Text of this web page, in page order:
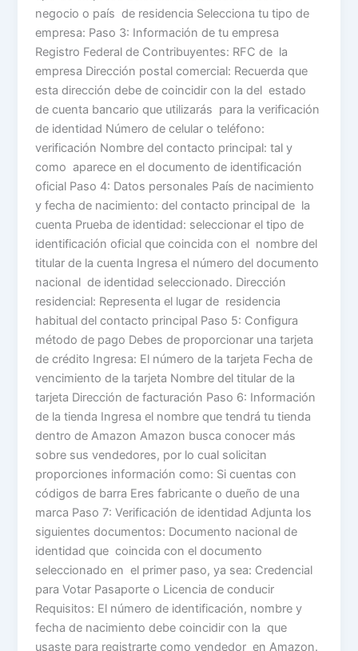
negocio o país de residencia Selecciona tu tipo de
empresa: Paso 3: Información de tu empresa
Registro Federal de Contribuyentes: RFC de la
empresa Dirección postal comercial: Recuerda que
esta dirección debe de coincidir con la del estado
de cuenta bancario que utilizarás para la verificación
de identidad Número de celular o teléfono:
verificación Nombre del contacto principal: tal y
como aparece en el documento de identificación
oficial Paso 4: Datos personales País de nacimiento
y fecha de nacimiento: del contacto principal de la
cuenta Prueba de identidad: seleccionar el tipo de
identificación oficial que coincida con el nombre del
titular de la cuenta Ingresa el número del documento
nacional de identidad seleccionado. Dirección
residencial: Representa el lugar de residencia
habitual del contacto principal Paso 5: Configura
método de pago Debes de proporcionar una tarjeta
de crédito Ingresa: El número de la tarjeta Fecha de
vencimiento de la tarjeta Nombre del titular de la
tarjeta Dirección de facturación Paso 6: Información
de la tienda Ingresa el nombre que tendrá tu tienda
dentro de Amazon Amazon busca conocer más
sobre sus vendedores, por lo cual solicitan
proporciones información como: Si cuentas con
códigos de barra Eres fabricante o dueño de una
marca Paso 7: Verificación de identidad Adjunta los
siguientes documentos: Documento nacional de
identidad que coincida con el documento
seleccionado en el primer paso, ya sea: Credencial
para Votar Pasaporte o Licencia de conducir
Requisitos: El número de identificación, nombre y
fecha de nacimiento debe coincidir con la que
usaste para registrarte como vendedor en Amazon.